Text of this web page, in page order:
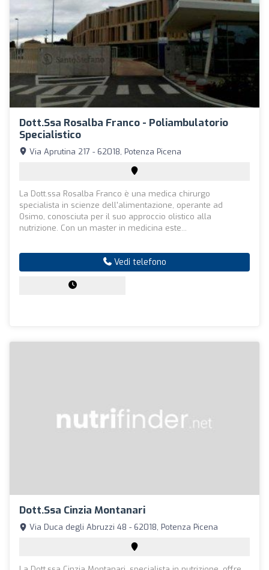
Dott.ssa Rosalba Franco - Poliambulatorio
Specialistico
Via Aprutina 217 - 62018, Potenza Picena
La Dott.ssa Rosalba Franco è una medica chirurgo
specialista in scienze dell'alimentazione, operante ad
Osimo, conosciuta per il suo approccio olistico alla
nutrizione. Con un master in medicina este...
Vedi telefono
Dott.ssa Cinzia Montanari
Via Duca degli Abruzzi 48 - 62018, Potenza Picena